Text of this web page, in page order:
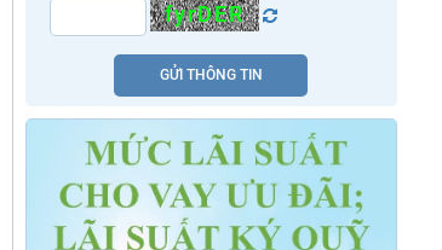
fyrDER
GỬI THÔNG TIN